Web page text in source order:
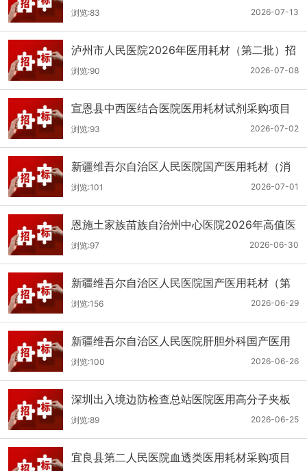
2026-07-13
浏览:83
泸州市人民医院2026年医用耗材（第二批）招
标公告
2026-07-08
浏览:90
宣恩县中西医结合医院医用耗材试剂采购项目
（消毒、普通耗材）公开招标公告
2026-07-02
浏览:93
新疆维吾尔自治区人民医院国产医用耗材（消
化科氢气检测产品耗材）采购项目单一来源公
示
2026-07-01
浏览:101
恩施土家族苗族自治州中心医院2026年高值医
用耗材（国产）采购项目第二次公开招标公告
2026-06-30
浏览:97
新疆维吾尔自治区人民医院国产医用耗材（第
二十三批）采购项目公开招标公告
2026-06-29
浏览:156
新疆维吾尔自治区人民医院肝胆外科国产医用
耗材采购项目公开招标公告
2026-06-26
浏览:100
深圳出入境边防检查总站医院医用高分子夹板
医用耗材采购项目更正公告
2026-06-25
浏览:89
宜良县第二人民医院血透类医用耗材采购项目